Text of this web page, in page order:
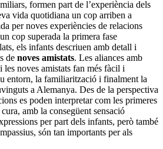
formen part de l’experiència dels
vida quotidiana un cop arriben a
per noves experiències de relacions
cop superada la primera fase
els infants descriuen amb detall i
de noves amistats. Les aliances amb
les noves amistats fan més fàcil i
entorn, la familiarització i finalment la
a Alemanya. Des de la perspectiva
es poden interpretar com les primeres
amb la consegüent sensació
per part dels infants, però també
són tan importants per als